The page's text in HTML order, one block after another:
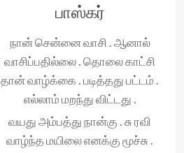
பாஸ்கர்
நான் சென்னை வாசி . ஆனால்
வாசிப்பதில்லை . தொலை காட்சி
தான் வாழ்க்கை . படித்தது பட்டம் .
எல்லாம் மறந்து விட்டது .
வயது அம்பத்து நான்கு . சு ரவி
வாழ்ந்த மயிலை எனக்கு மூச்சு .